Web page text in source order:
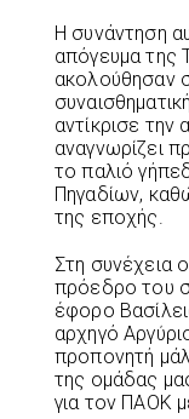
Η συνάντηση
απόγευμα της
ακολούθησαν
αντίκρισε την
αναγνωρίζει
το παλιό
Πηγαδίων,
της εποχής.
Στη συνέχεια
πρόεδρο του
έφορο
αρχηγό
προπονητή
της ομάδας
για τον ΠΑΟΚ